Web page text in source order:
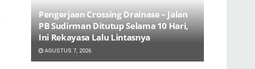
Pengerjaan Crossing Drainase – Jalan
PB Sudirman Ditutup Selama 10 Hari,
Ini Rekayasa Lalu Lintasnya
AGUSTUS 7, 2026